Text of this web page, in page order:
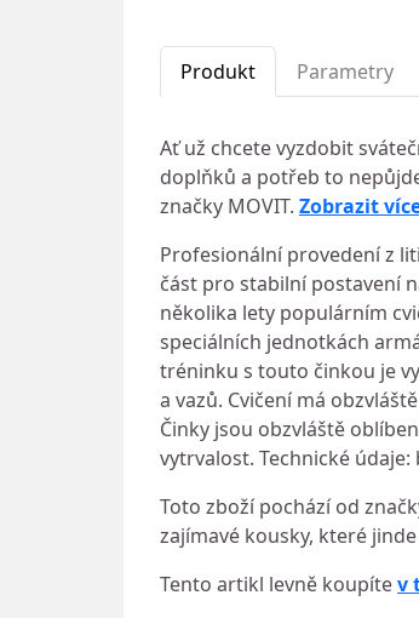
Produkt Parametry
Ať už chcete vyzdobit
doplňků a potřeb to
značky MOVIT. Zobrazit
Profesionální provedení z
část pro stabilní postavení
několika lety populárním
speciálních jednotkách
tréninku s touto činkou je
a vazů. Cvičení má
Činky jsou obzvláště
vytrvalost. Technické
Toto zboží pochází od
zajímavé kousky, které
Tento artikl levně koupítev